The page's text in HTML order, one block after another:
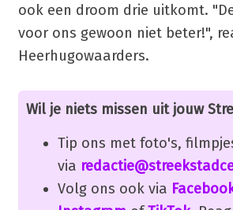
ook een droom drie uitkomt.
voor ons gewoon niet beter!",
Heerhugowaarders.
Wil je niets missen uit jouw
Tip ons met foto's,
via
Volg ons ook via